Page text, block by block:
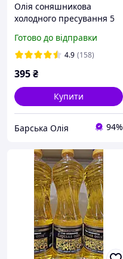
Олія соняшникова
холодного пресування 5
Готово до відправки
4.9 (158)
395₴
Купити
Барська Олія 94%